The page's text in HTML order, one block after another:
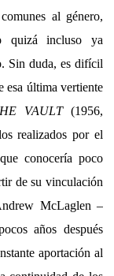
al género,
quizá incluso ya
Sin duda, es difícil
esa última vertiente
VAULT(1956,
realizados por el
conocería poco
de su vinculación
McLaglen –
años después
aportación al